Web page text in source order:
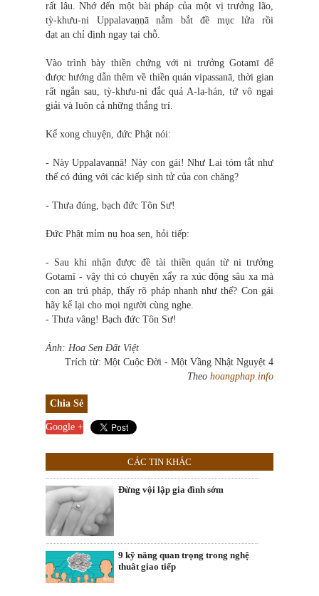
rất lâu. Nhớ đến một bài pháp của một vị trưởng lão,
tỳ-khưu-ni Uppalavaṇṇā nắm bắt đề mục lửa rồi
đạt an chỉ định ngay tại chỗ.
Vào trình bày thiền chứng với ni trưởng Gotamī để
được hướng dẫn thêm về thiền quán vipassanā, thời gian
rất ngắn sau, tỳ-khưu-ni đắc quả A-la-hán, tứ vô ngại
giải và luôn cả những thắng trí.
Kể xong chuyện, đức Phật nói:
- Này Uppalavaṇṇā! Này con gái! Như Lai tóm tắt như
thế có đúng với các kiếp sinh tử của con chăng?
- Thưa đúng, bạch đức Tôn Sư!
Đức Phật mỉm nụ hoa sen, hỏi tiếp:
- Sau khi nhận được đề tài thiền quán từ ni trưởng
Gotamī - vậy thì có chuyện xẩy ra xúc động sâu xa mà
con an trú pháp, thấy rõ pháp nhanh như thế? Con gái
hãy kể lại cho mọi người cùng nghe.
- Thưa vâng! Bạch đức Tôn Sư!
Ảnh: Hoa Sen Đất Việt
Trích từ: Một Cuộc Đời - Một Vầng Nhật Nguyệt 4
Theo hoangphap.info
Chia Sẻ
Google +
CÁC TIN KHÁC
Đừng vội lập gia đình sớm
9 kỹ năng quan trọng trong nghệ
thuât giao tiếp